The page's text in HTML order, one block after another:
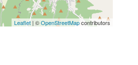
Leaflet| ©OpenStreetMapcontributors